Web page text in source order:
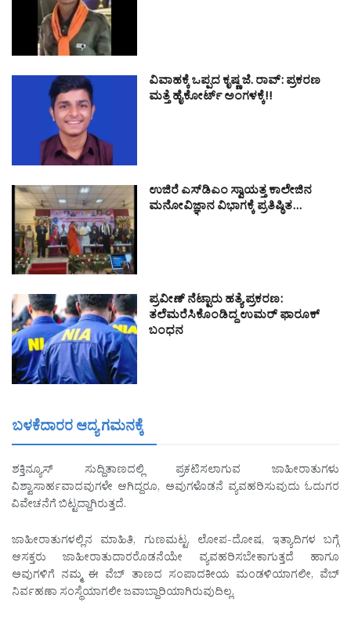
ವಿವಾಹಕ್ಕೆ ಒಪ್ಪದ ಕೃಷ್ಣ ಜೆ. ರಾವ್: ಪ್ರಕರಣ
ಮತ್ತೆ ಹೈಕೋರ್ಟ್ ಅಂಗಳಕ್ಕೆ!!
ಉಜಿರೆ ಎಸ್‌ಡಿಎಂ ಸ್ವಾಯತ್ತ ಕಾಲೇಜಿನ
ಮನೋವಿಜ್ಞಾನ ವಿಭಾಗಕ್ಕೆ ಪ್ರತಿಷ್ಠಿತ…
ಪ್ರವೀಣ್‌ ನೆಟ್ಟಾರು ಹತ್ಯೆ ಪ್ರಕರಣ:
ತಲೆಮರೆಸಿಕೊಂಡಿದ್ದ ಉಮರ್‌ ಫಾರೂಕ್‌
ಬಂಧನ
ಬಳಕೆದಾರರ ಆದ್ಯ ಗಮನಕ್ಕೆ
ಶಕ್ತಿನ್ಯೂಸ್ ಸುದ್ದಿತಾಣದಲ್ಲಿ ಪ್ರಕಟಿಸಲಾಗುವ ಜಾಹೀರಾತುಗಳು
ವಿಶ್ವಾಸಾರ್ಹವಾದವುಗಳೇ ಆಗಿದ್ದರೂ, ಅವುಗಳೊಡನೆ ವ್ಯವಹರಿಸುವುದು ಓದುಗರ
ವಿವೇಚನೆಗೆ ಬಿಟ್ಟದ್ದಾಗಿರುತ್ತದೆ.
ಜಾಹೀರಾತುಗಳಲ್ಲಿನ ಮಾಹಿತಿ, ಗುಣಮಟ್ಟ, ಲೋಪ-ದೋಷ, ಇತ್ಯಾದಿಗಳ ಬಗ್ಗೆ
ಆಸಕ್ತರು ಜಾಹೀರಾತುದಾರರೊಡನೆಯೇ ವ್ಯವಹರಿಸಬೇಕಾಗುತ್ತದೆ ಹಾಗೂ
ಅವುಗಳಿಗೆ ನಮ್ಮ ಈ ವೆಬ್ ತಾಣದ ಸಂಪಾದಕೀಯ ಮಂಡಳಿಯಾಗಲೀ, ವೆಬ್
ನಿರ್ವಹಣಾ ಸಂಸ್ಥೆಯಾಗಲೀ ಜವಾಬ್ದಾರಿಯಾಗಿರುವುದಿಲ್ಲ.